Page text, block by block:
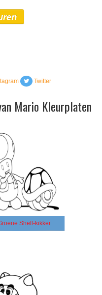
Twitter
Mario Kleurplaten
Shell-kikker